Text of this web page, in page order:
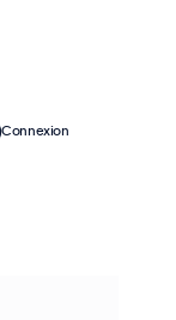
Connexion